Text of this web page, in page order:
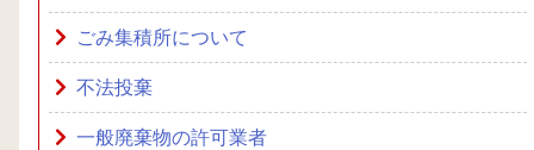
ごみ集積所について
不法投棄
一般廃棄物の許可業者